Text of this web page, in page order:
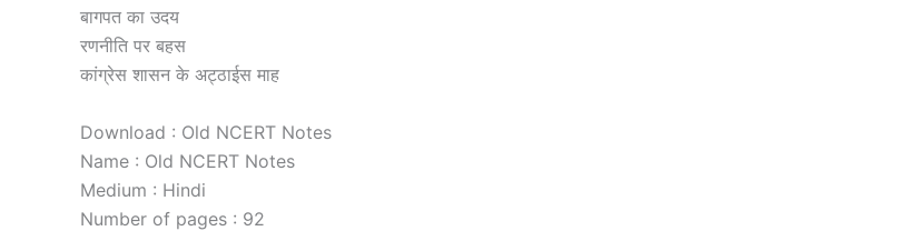
बागपत का उदय
रणनीति पर बहस
कांग्रेस शासन के अट्ठाईस माह
Download : Old NCERT Notes
Name : Old NCERT Notes
Medium : Hindi
Number of pages : 92